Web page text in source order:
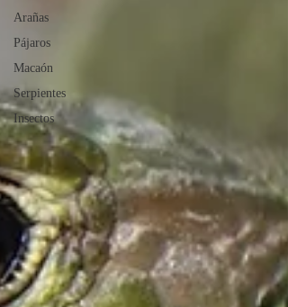
Arañas
Pájaros
Macaón
Serpientes
Insectos